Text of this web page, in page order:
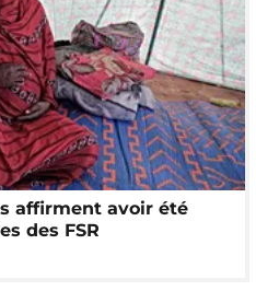
affirment avoir été
des FSR